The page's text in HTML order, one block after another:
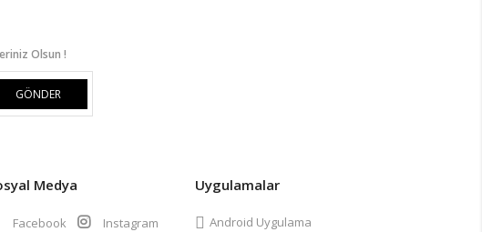
Olsun !
GÖNDER
Medya
Facebook
Instagram
Uygulamalar
Android Uygulama